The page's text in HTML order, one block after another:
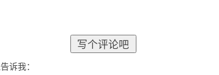
诉我：